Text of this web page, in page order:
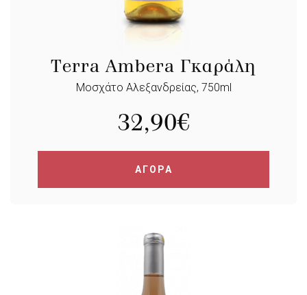
Terra Ambera Γκαράλη
Μοσχάτο Αλεξανδρείας, 750ml
32,90€
ΑΓΟΡΑ